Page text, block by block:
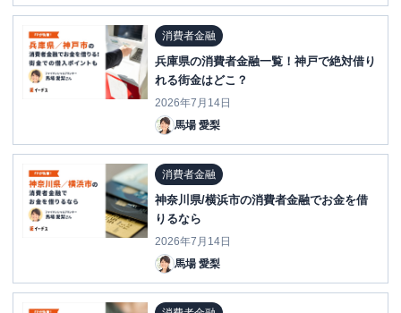
消費者金融
兵庫県の消費者金融一覧！神戸で絶対借り
れる街金はどこ？
2026年7月14日
馬場 愛梨
消費者金融
神奈川県/横浜市の消費者金融でお金を借
りるなら
2026年7月14日
馬場 愛梨